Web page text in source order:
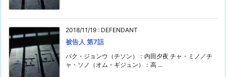
2018/11/19 : DEFENDANT
被告人 第7話
パク・ジョンウ（チソン）：内田夕夜 チャ・ミノ／チ
ャ・ソノ（オム・ギジュン）：高 ...